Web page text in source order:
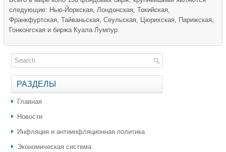
следующие: Нью-Йоркская, Лондонская, Токийская,
Франкфуртская, Тайваньская, Сеульская, Цюрихская, Парижская,
Гонконгская и биржа Куала Лумпур.
РАЗДЕЛЫ
Главная
Новости
Инфляция и антиинфляционная политика
Экономическая система